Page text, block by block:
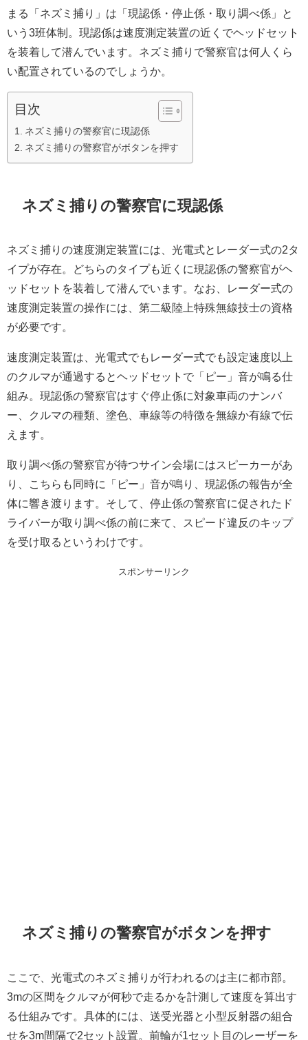
まる「ネズミ捕り」は「現認係・停止係・取り調べ係」と
いう3班体制。現認係は速度測定装置の近くでヘッドセット
を装着して潜んでいます。ネズミ捕りで警察官は何人くら
い配置されているのでしょうか。
目次
ネズミ捕りの警察官に現認係
ネズミ捕りの警察官がボタンを押す
ネズミ捕りの警察官に現認係
ネズミ捕りの速度測定装置には、光電式とレーダー式の2タ
イプが存在。どちらのタイプも近くに現認係の警察官がヘ
ッドセットを装着して潜んでいます。なお、レーダー式の
速度測定装置の操作には、第二級陸上特殊無線技士の資格
が必要です。
速度測定装置は、光電式でもレーダー式でも設定速度以上
のクルマが通過するとヘッドセットで「ピー」音が鳴る仕
組み。現認係の警察官はすぐ停止係に対象車両のナンバ
ー、クルマの種類、塗色、車線等の特徴を無線か有線で伝
えます。
取り調べ係の警察官が待つサイン会場にはスピーカーがあ
り、こちらも同時に「ピー」音が鳴り、現認係の報告が全
体に響き渡ります。そして、停止係の警察官に促されたド
ライバーが取り調べ係の前に来て、スピード違反のキップ
を受け取るというわけです。
スポンサーリンク
ネズミ捕りの警察官がボタンを押す
ここで、光電式のネズミ捕りが行われるのは主に都市部。
3mの区間をクルマが何秒で走るかを計測して速度を算出す
る仕組みです。具体的には、送受光器と小型反射器の組合
せを3m間隔で2セット設置。前輪が1セット目のレーザーを